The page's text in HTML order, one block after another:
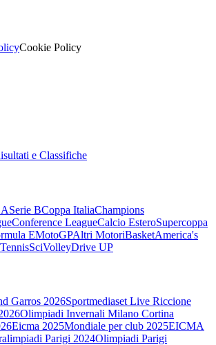
Cookie Policy
e Classifiche
Serie BCoppa ItaliaChampions
Conference LeagueCalcio EsteroSupercoppa
EMotoGPAltri MotoriBasketAmerica's
TennisSciVolleyDrive UP
Garros 2026Sportmediaset Live Riccione
Olimpiadi Invernali Milano Cortina
Eicma 2025Mondiale per club 2025EICMA
Parigi 2024Olimpiadi Parigi